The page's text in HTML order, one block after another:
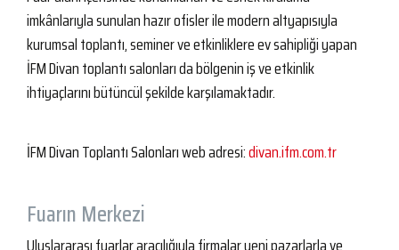
imkânlarıyla sunulan hazır ofisler ile modern altyapısıyla
kurumsal toplantı, seminer ve etkinliklere ev sahipliği yapan
İFM Divan toplantı salonları da bölgenin iş ve etkinlik
ihtiyaçlarını bütüncül şekilde karşılamaktadır.
İFM Divan Toplantı Salonları web adresi:divan.ifm.com.tr
Fuarın Merkezi